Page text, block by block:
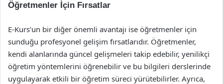
Öğretmenler İçin Fırsatlar
E-Kurs’un bir diğer önemli avantajı ise öğretmenler için
sunduğu profesyonel gelişim fırsatlarıdır. Öğretmenler,
kendi alanlarında güncel gelişmeleri takip edebilir, yenilikçi
öğretim yöntemlerini öğrenebilir ve bu bilgileri derslerinde
uygulayarak etkili bir öğretim süreci yürütebilirler. Ayrıca,